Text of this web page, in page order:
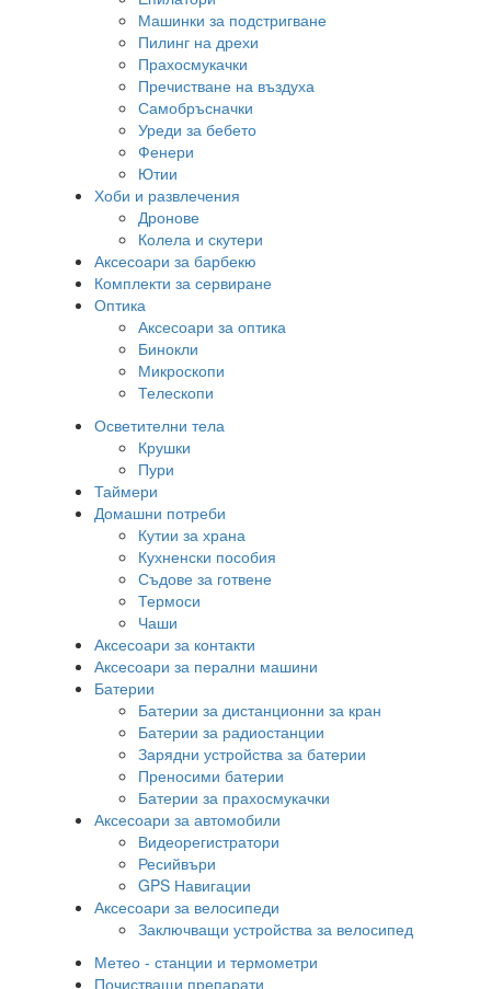
Машинки за подстригване
Пилинг на дрехи
Прахосмукачки
Пречистване на въздуха
Самобръсначки
Уреди за бебето
Фенери
Ютии
Хоби и развлечения
Дронове
Колела и скутери
Аксесоари за барбекю
Комплекти за сервиране
Оптика
Аксесоари за оптика
Бинокли
Микроскопи
Телескопи
Осветителни тела
Крушки
Пури
Таймери
Домашни потреби
Кутии за храна
Кухненски пособия
Съдове за готвене
Термоси
Чаши
Аксесоари за контакти
Аксесоари за перални машини
Батерии
Батерии за дистанционни за кран
Батерии за радиостанции
Зарядни устройства за батерии
Преносими батерии
Батерии за прахосмукачки
Аксесоари за автомобили
Видеорегистратори
Ресийвъри
GPS Навигации
Аксесоари за велосипеди
Заключващи устройства за велосипед
Метео - станции и термометри
Почистващи препарати